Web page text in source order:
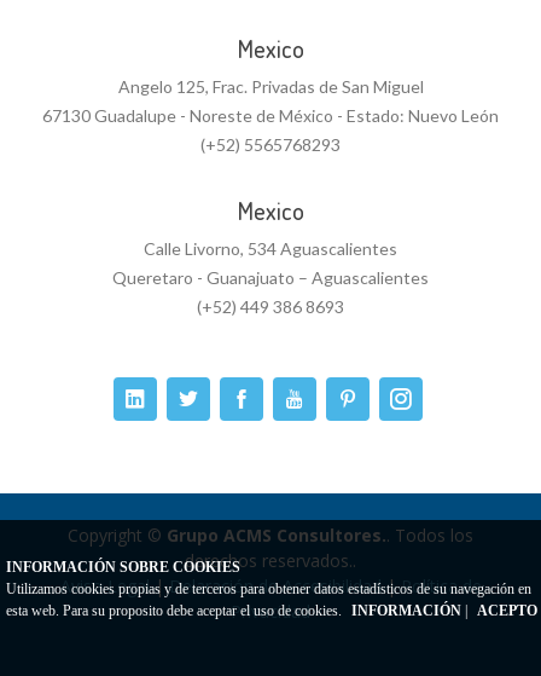
Mexico
Angelo 125, Frac. Privadas de San Miguel
67130 Guadalupe - Noreste de México - Estado: Nuevo León
(+52) 5565768293
Mexico
Calle Livorno, 534 Aguascalientes
Queretaro - Guanajuato – Aguascalientes
(+52) 449 386 8693
Copyright © Grupo ACMS Consultores.. Todos los
derechos reservados..
Aviso Legal|Delaración de Accesibilidad|Política de
Privacidad
INFORMACIÓN SOBRE COOKIES
Utilizamos cookies propias y de terceros para obtener datos estadísticos de su navegación en
esta web. Para su proposito debe aceptar el uso de cookies.
INFORMACIÓN ACEPTO